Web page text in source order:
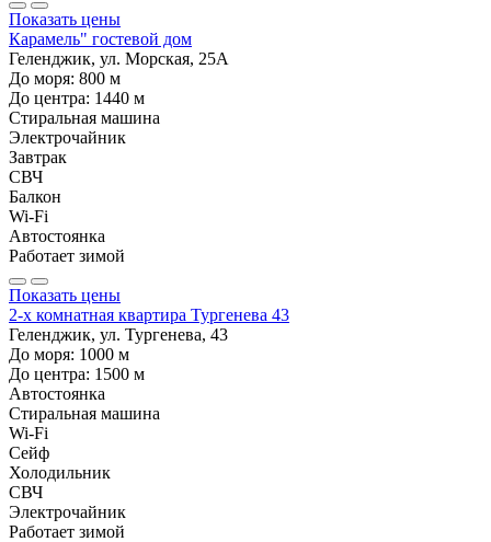
Показать цены
Карамель" гостевой дом
Геленджик, ул. Морская, 25А
До моря: 800 м
До центра: 1440 м
Стиральная машина
Электрочайник
Завтрак
СВЧ
Балкон
Wi-Fi
Автостоянка
Работает зимой
Показать цены
2-х комнатная квартира Тургенева 43
Геленджик, ул. Тургенева, 43
До моря: 1000 м
До центра: 1500 м
Автостоянка
Стиральная машина
Wi-Fi
Сейф
Холодильник
СВЧ
Электрочайник
Работает зимой